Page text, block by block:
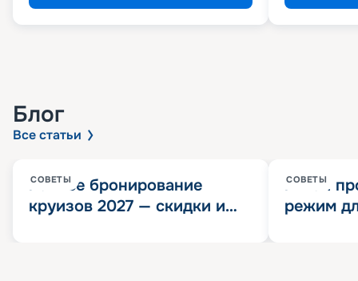
Блог
Все статьи
СОВЕТЫ
Раннее бронирование
круизов 2027 — скидки и
СОВЕТЫ
Китай
режим